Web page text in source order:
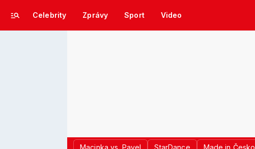
Celebrity Zprávy Sport Video
Macinka vs. Pavel StarDance Made in Česko